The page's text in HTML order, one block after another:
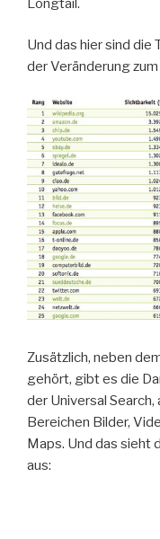
Longtail.
Und das hier sind die
der Veränderung zum
Zusätzlich, neben
gehört, gibt es die
der Universal
Bereichen Bilder,
Maps. Und das sieht
aus: